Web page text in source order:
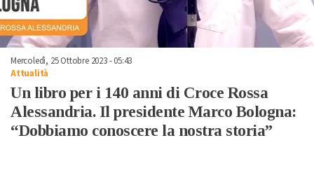
Mercoledì, 25 Ottobre 2023 - 05:43
Attualità
Un libro per i 140 anni di Croce Rossa
Alessandria. Il presidente Marco Bologna:
“Dobbiamo conoscere la nostra storia”